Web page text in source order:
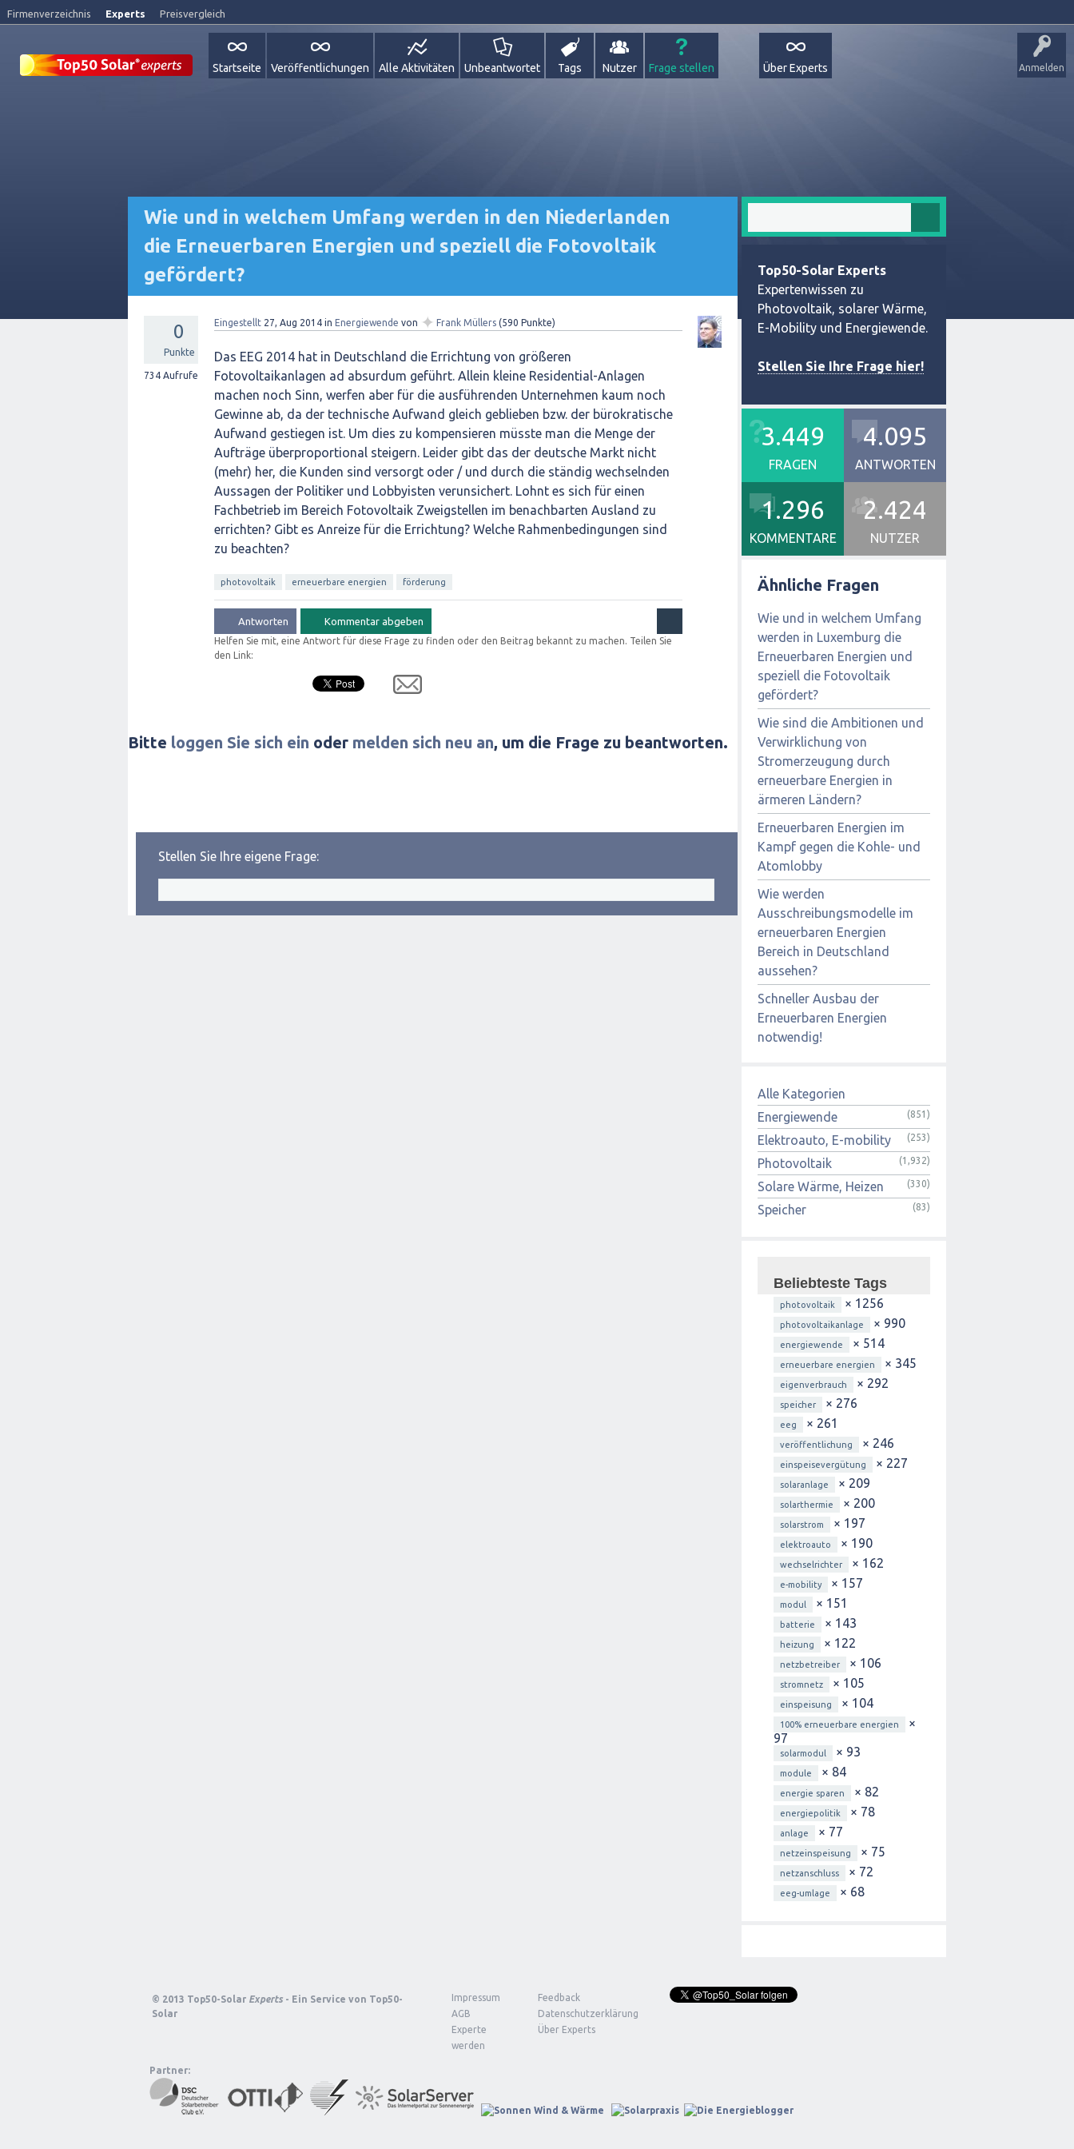
Firmenverzeichnis Experts Preisvergleich
Anmelden
Startseite Veröffentlichungen Alle Aktivitäten Unbeantwortet Tags Nutzer Frage stellen Über Experts
Wie und in welchem Umfang werden in den Niederlanden
die Erneuerbaren Energien und speziell die Fotovoltaik
gefördert?
0
Punkte
734 Aufrufe
Eingestellt 27, Aug 2014 in Energiewende von ✦ Frank Müllers (590 Punkte)
Das EEG 2014 hat in Deutschland die Errichtung von größeren
Fotovoltaikanlagen ad absurdum geführt. Allein kleine Residential-Anlagen
machen noch Sinn, werfen aber für die ausführenden Unternehmen kaum noch
Gewinne ab, da der technische Aufwand gleich geblieben bzw. der bürokratische
Aufwand gestiegen ist. Um dies zu kompensieren müsste man die Menge der
Aufträge überproportional steigern. Leider gibt das der deutsche Markt nicht
(mehr) her, die Kunden sind versorgt oder / und durch die ständig wechselnden
Aussagen der Politiker und Lobbyisten verunsichert. Lohnt es sich für einen
Fachbetrieb im Bereich Fotovoltaik Zweigstellen im benachbarten Ausland zu
errichten? Gibt es Anreize für die Errichtung? Welche Rahmenbedingungen sind
zu beachten?
photovoltaik erneuerbare energien förderung
Helfen Sie mit, eine Antwort für diese Frage zu finden oder den Beitrag bekannt zu machen. Teilen Sie
den Link:
Bitte loggen Sie sich ein oder melden sich neu an, um die Frage zu beantworten.
Stellen Sie Ihre eigene Frage:
Top50-Solar Experts
Expertenwissen zu
Photovoltaik, solarer Wärme,
E-Mobility und Energiewende.
Stellen Sie Ihre Frage hier!
3.449
FRAGEN
4.095
ANTWORTEN
1.296
KOMMENTARE
2.424
NUTZER
Ähnliche Fragen
Wie und in welchem Umfang
werden in Luxemburg die
Erneuerbaren Energien und
speziell die Fotovoltaik
gefördert?
Wie sind die Ambitionen und
Verwirklichung von
Stromerzeugung durch
erneuerbare Energien in
ärmeren Ländern?
Erneuerbaren Energien im
Kampf gegen die Kohle- und
Atomlobby
Wie werden
Ausschreibungsmodelle im
erneuerbaren Energien
Bereich in Deutschland
aussehen?
Schneller Ausbau der
Erneuerbaren Energien
notwendig!
Alle Kategorien
Energiewende
(851)
Elektroauto, E-mobility (253)
Photovoltaik (1,932)
Solare Wärme, Heizen (330)
Speicher (83)
Beliebteste Tags
photovoltaik × 1256
photovoltaikanlage × 990
energiewende × 514
erneuerbare energien × 345
eigenverbrauch × 292
speicher × 276
eeg × 261
veröffentlichung × 246
einspeisevergütung × 227
solaranlage × 209
solarthermie × 200
solarstrom × 197
elektroauto × 190
wechselrichter × 162
e-mobility × 157
modul × 151
batterie × 143
heizung × 122
netzbetreiber × 106
stromnetz × 105
einspeisung × 104
100% erneuerbare energien
×
97
solarmodul × 93
module × 84
energie sparen × 82
energiepolitik × 78
anlage × 77
netzeinspeisung × 75
netzanschluss × 72
eeg-umlage × 68
© 2013 Top50-Solar Experts - Ein Service von Top50-
Solar
Impressum
Feedback
AGB
Datenschutzerklärung
Experte
werden
Über Experts
Partner: